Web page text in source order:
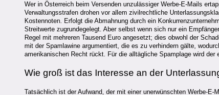
Wer in Österreich beim Versenden unzulässiger Werbe-E-Mails
Verwaltungsstrafen drohen vor allem zivilrechtliche
Kostennoten. Erfolgt die Abmahnung durch ein
Streitwerte zugrundegelegt. Aber selbst wenn sich nur ein
Regel mit mehreren Tausend Euro angesetzt; dies obwohl der
mit der Spamlawine argumentiert, die es zu verhindern gälte,
amerikanischen Recht rückt. Für die alltägliche Spamplage wird der
Wie groß ist das Interesse an der
Tatsächlich ist der Aufwand, der mit einer unerwünschten Werbe-